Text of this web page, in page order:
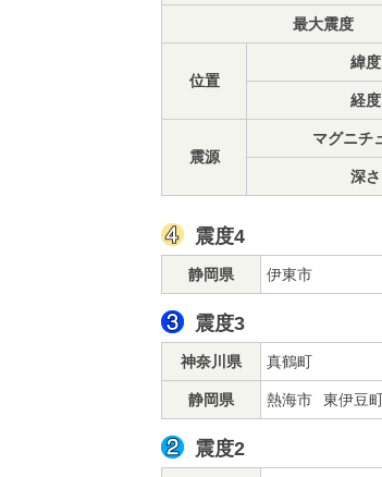
最大震度
位置
緯度
経度
震源
マグニチ
深さ
震度4
静岡県 伊東市
震度3
神奈川県 真鶴町
静岡県 熱海市 東伊豆
震度2